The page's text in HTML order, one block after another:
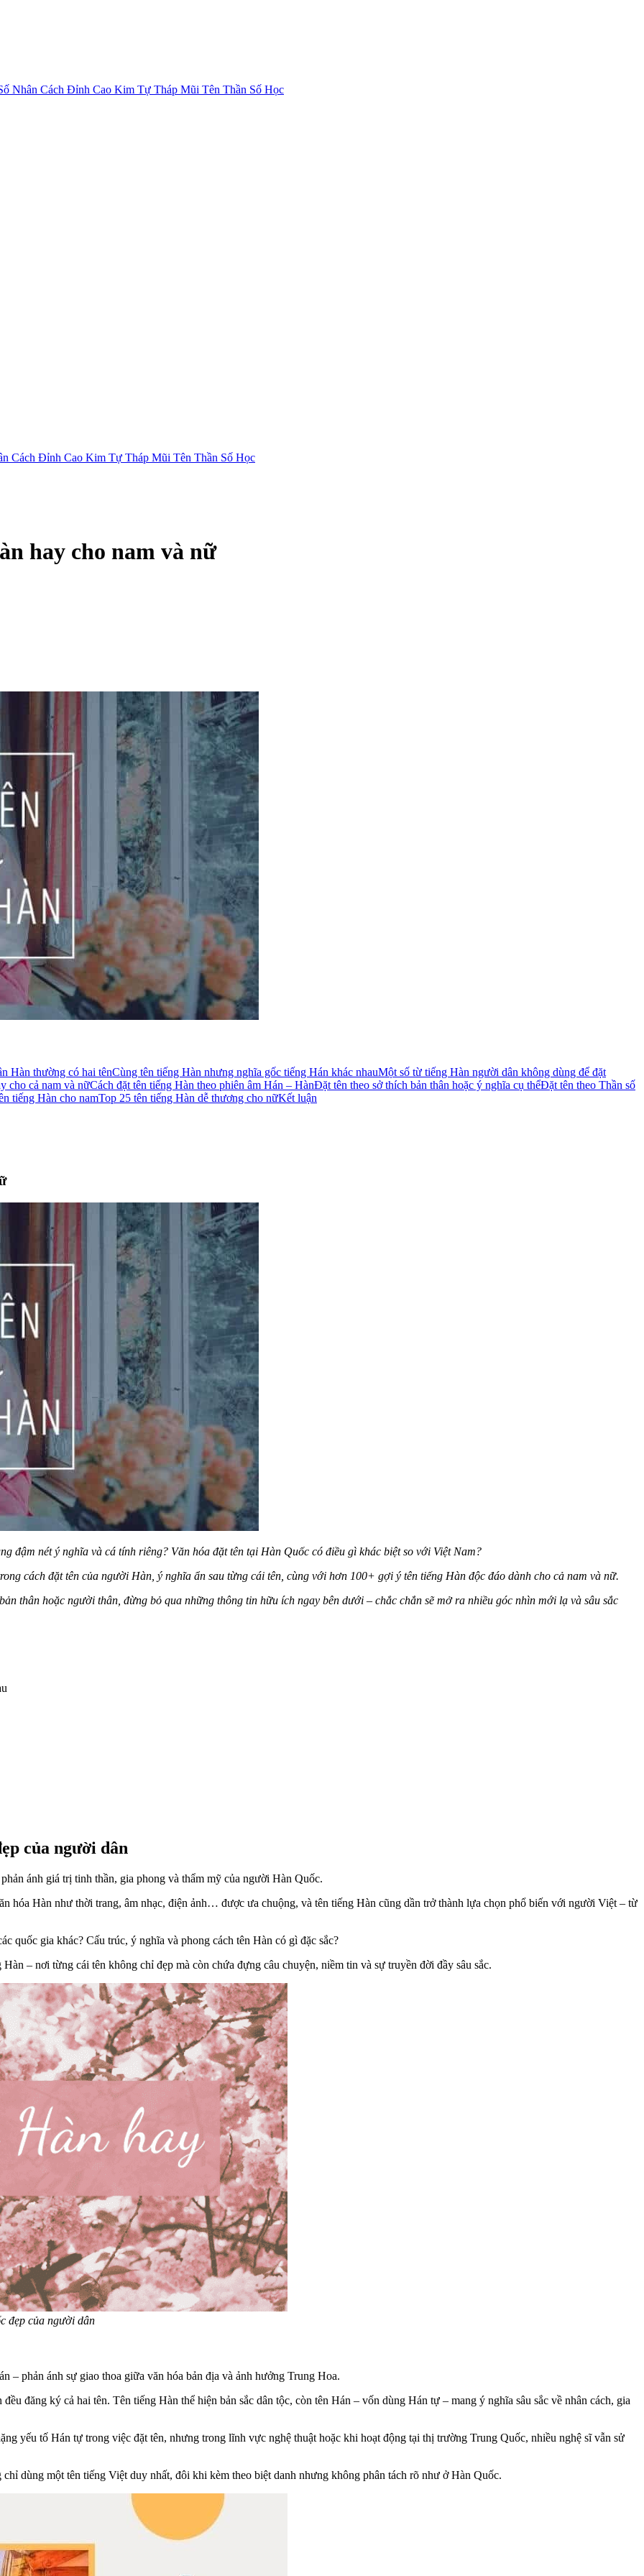
Nhân Cách Đỉnh Cao Kim Tự Tháp Mũi Tên Thần Số Học
Cách Đỉnh Cao Kim Tự Tháp Mũi Tên Thần Số Học
hay cho nam và nữ
Hàn thường có hai tênCùng tên tiếng Hàn nhưng nghĩa gốc tiếng Hán khác nhauMột số từ tiếng Hàn người dân không dùng để đặt
cho cả nam và nữCách đặt tên tiếng Hàn theo phiên âm Hán – HànĐặt tên theo sở thích bản thân hoặc ý nghĩa cụ thểĐặt tên theo Thần số
tiếng Hàn cho namTop 25 tên tiếng Hàn dễ thương cho nữKết luận
đậm nét ý nghĩa và cá tính riêng? Văn hóa đặt tên tại Hàn Quốc có điều gì khác biệt so với Việt Nam?
cách đặt tên của người Hàn, ý nghĩa ẩn sau từng cái tên, cùng với hơn 100+ gợi ý tên tiếng Hàn độc đáo dành cho cả nam và nữ.
thân hoặc người thân, đừng bỏ qua những thông tin hữu ích ngay bên dưới – chắc chắn sẽ mở ra nhiều góc nhìn mới lạ và sâu sắc
của người dân
ánh giá trị tinh thần, gia phong và thẩm mỹ của người Hàn Quốc.
hóa Hàn như thời trang, âm nhạc, điện ảnh… được ưa chuộng, và tên tiếng Hàn cũng dần trở thành lựa chọn phổ biến với người Việt – từ
quốc gia khác? Cấu trúc, ý nghĩa và phong cách tên Hàn có gì đặc sắc?
– nơi từng cái tên không chỉ đẹp mà còn chứa đựng câu chuyện, niềm tin và sự truyền đời đầy sâu sắc.
đẹp của người dân
phản ánh sự giao thoa giữa văn hóa bản địa và ảnh hưởng Trung Hoa.
đăng ký cả hai tên. Tên tiếng Hàn thể hiện bản sắc dân tộc, còn tên Hán – vốn dùng Hán tự – mang ý nghĩa sâu sắc về nhân cách, gia
yếu tố Hán tự trong việc đặt tên, nhưng trong lĩnh vực nghệ thuật hoặc khi hoạt động tại thị trường Trung Quốc, nhiều nghệ sĩ vẫn sử
dùng một tên tiếng Việt duy nhất, đôi khi kèm theo biệt danh nhưng không phân tách rõ như ở Hàn Quốc.